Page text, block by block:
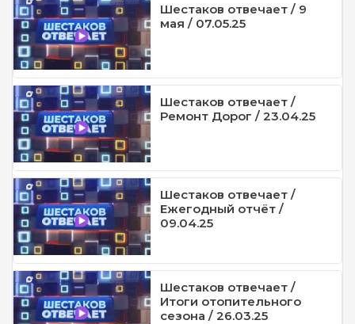
Шестаков отвечает / 9
мая / 07.05.25
Шестаков отвечает /
Ремонт Дорог / 23.04.25
Шестаков отвечает /
Ежегодный отчёт /
09.04.25
Шестаков отвечает /
Итоги отопительного
сезона / 26.03.25